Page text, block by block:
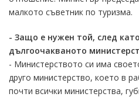
малкото съветник по туризма.
- Защо е нужен той, след
дългоочакваното
- Министерството си има
друго министерство, което в
почти всички министерства,